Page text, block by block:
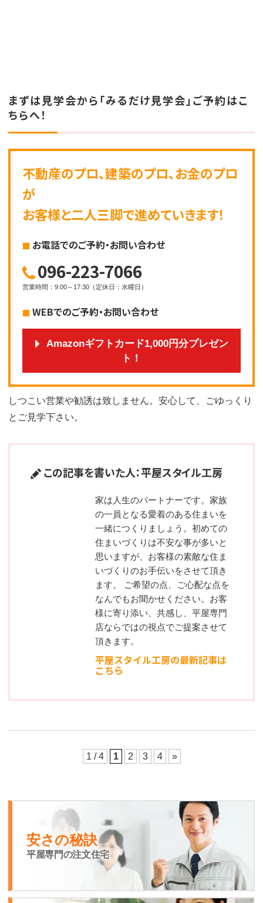
まずは見学会から「みるだけ見学会」ご予約はこ
ちらへ！
不動産のプロ、建築のプロ、お金のプロ
が
お客様と二人三脚で進めていきます!
お電話でのご予約・お問い合わせ
096-223-7066
営業時間 ： 9:00～17:30 （ 定休日 ： 水曜日 ）
WEBでのご予約・お問い合わせ
Amazonギフトカード1,000円分プレゼン
ト！
しつこい営業や勧誘は致しません。安心して、ごゆっくり
とご見学下さい。
この記事を書いた人：平屋スタイル工房
家は人生のパートナーです。家族
の一員となる愛着のある住まいを
一緒につくりましょう。初めての
住まいづくりは不安な事が多いと
思いますが、お客様の素敵な住ま
いづくりのお手伝いをさせて頂き
ます。 ご希望の点、ご心配な点を
なんでもお聞かせください。お客
様に寄り添い、共感し、平屋専門
店ならではの視点でご提案させて
頂きます。
平屋スタイル工房の最新記事は
こちら
1 / 4 1 2 3 4 »
安さの秘訣
平屋専門の注文住宅